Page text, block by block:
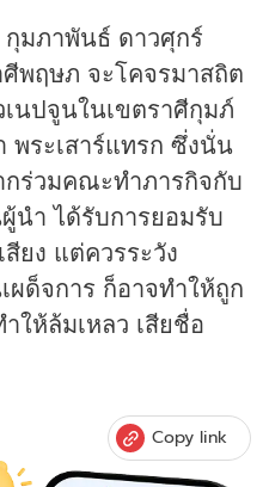
มภาพันธ์ ดาวศุกร์
พฤษภ จะโคจรมาสถิต
นปจูนในเขตราศีกุมภ์
พระเสาร์แทรก ซึ่งนั่น
ร่วมคณะทำภารกิจกับ
นำ ได้รับการยอมรับ
ยง แต่ควรระวัง
ผด็จการ ก็อาจทำให้ถูก
ให้ล้มเหลว เสียชื่อ
Copy link